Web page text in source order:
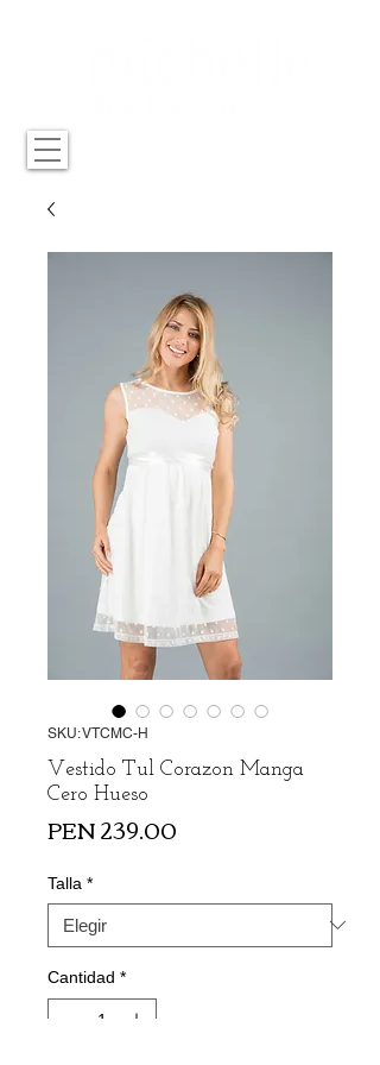
SKU: VTCMC-H
Vestido Tul Corazon Manga
Cero Hueso
PEN 239.00
Talla *
Cantidad *